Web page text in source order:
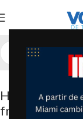
Humidificador
fría , Azul,